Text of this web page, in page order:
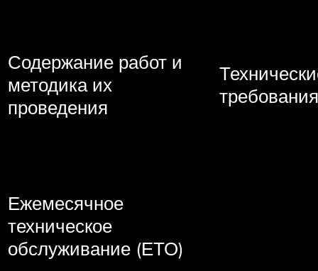
Содержание работ и
методика их
проведения
требования
Ежемесячное
техническое
обслуживание (ЕТО)